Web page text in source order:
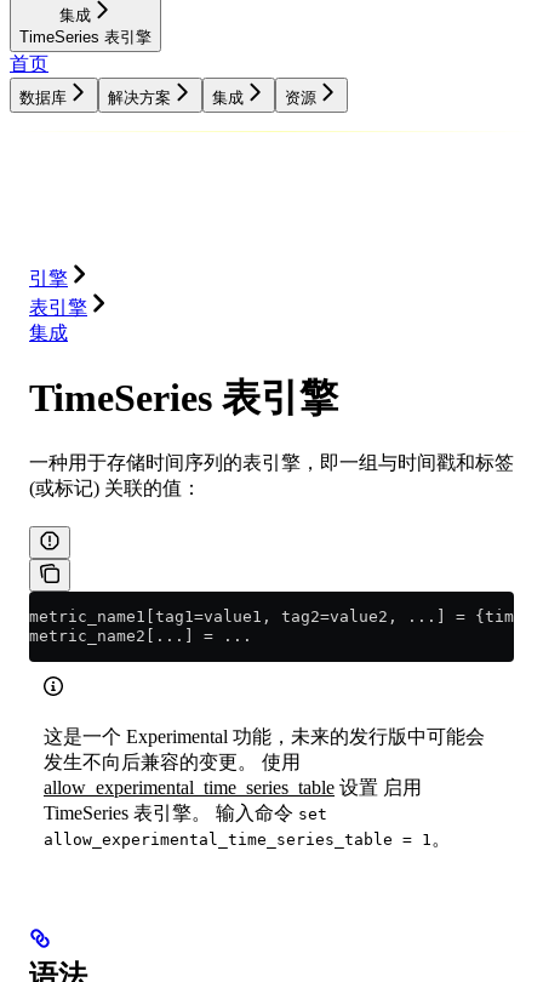
集成
TimeSeries 表引擎
首页
数据库 解决方案 集成 资源
引擎
表引擎
集成
TimeSeries 表引擎
一种用于存储时间序列的表引擎，即一组与时间戳和标签
(或标记) 关联的值：
metric_name1[tag1=value1, tag2=value2, ...] =
metric_name2[...] = ...
这是一个 Experimental 功能，未来的发行版中可能会
发生不向后兼容的变更。 使用
allow_experimental_time_series_table 设置 启用
TimeSeries 表引擎。 输入命令 set
allow_experimental_time_series_table = 1。